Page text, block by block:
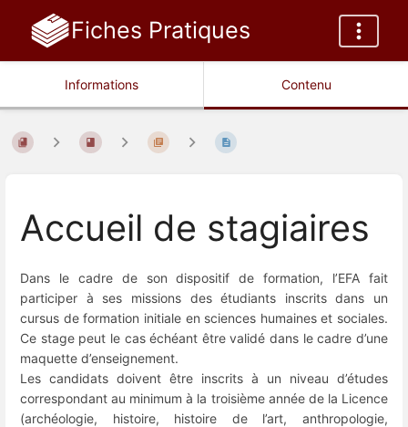
Fiches Pratiques
Informations Contenu
Accueil de stagiaires
Dans le cadre de son dispositif de formation, l’EFA fait
participer à ses missions des étudiants inscrits dans un
cursus de formation initiale en sciences humaines et sociales.
Ce stage peut le cas échéant être validé dans le cadre d’une
maquette d’enseignement.
Les candidats doivent être inscrits à un niveau d’études
correspondant au minimum à la troisième année de la Licence
(archéologie, histoire, histoire de l’art, anthropologie,